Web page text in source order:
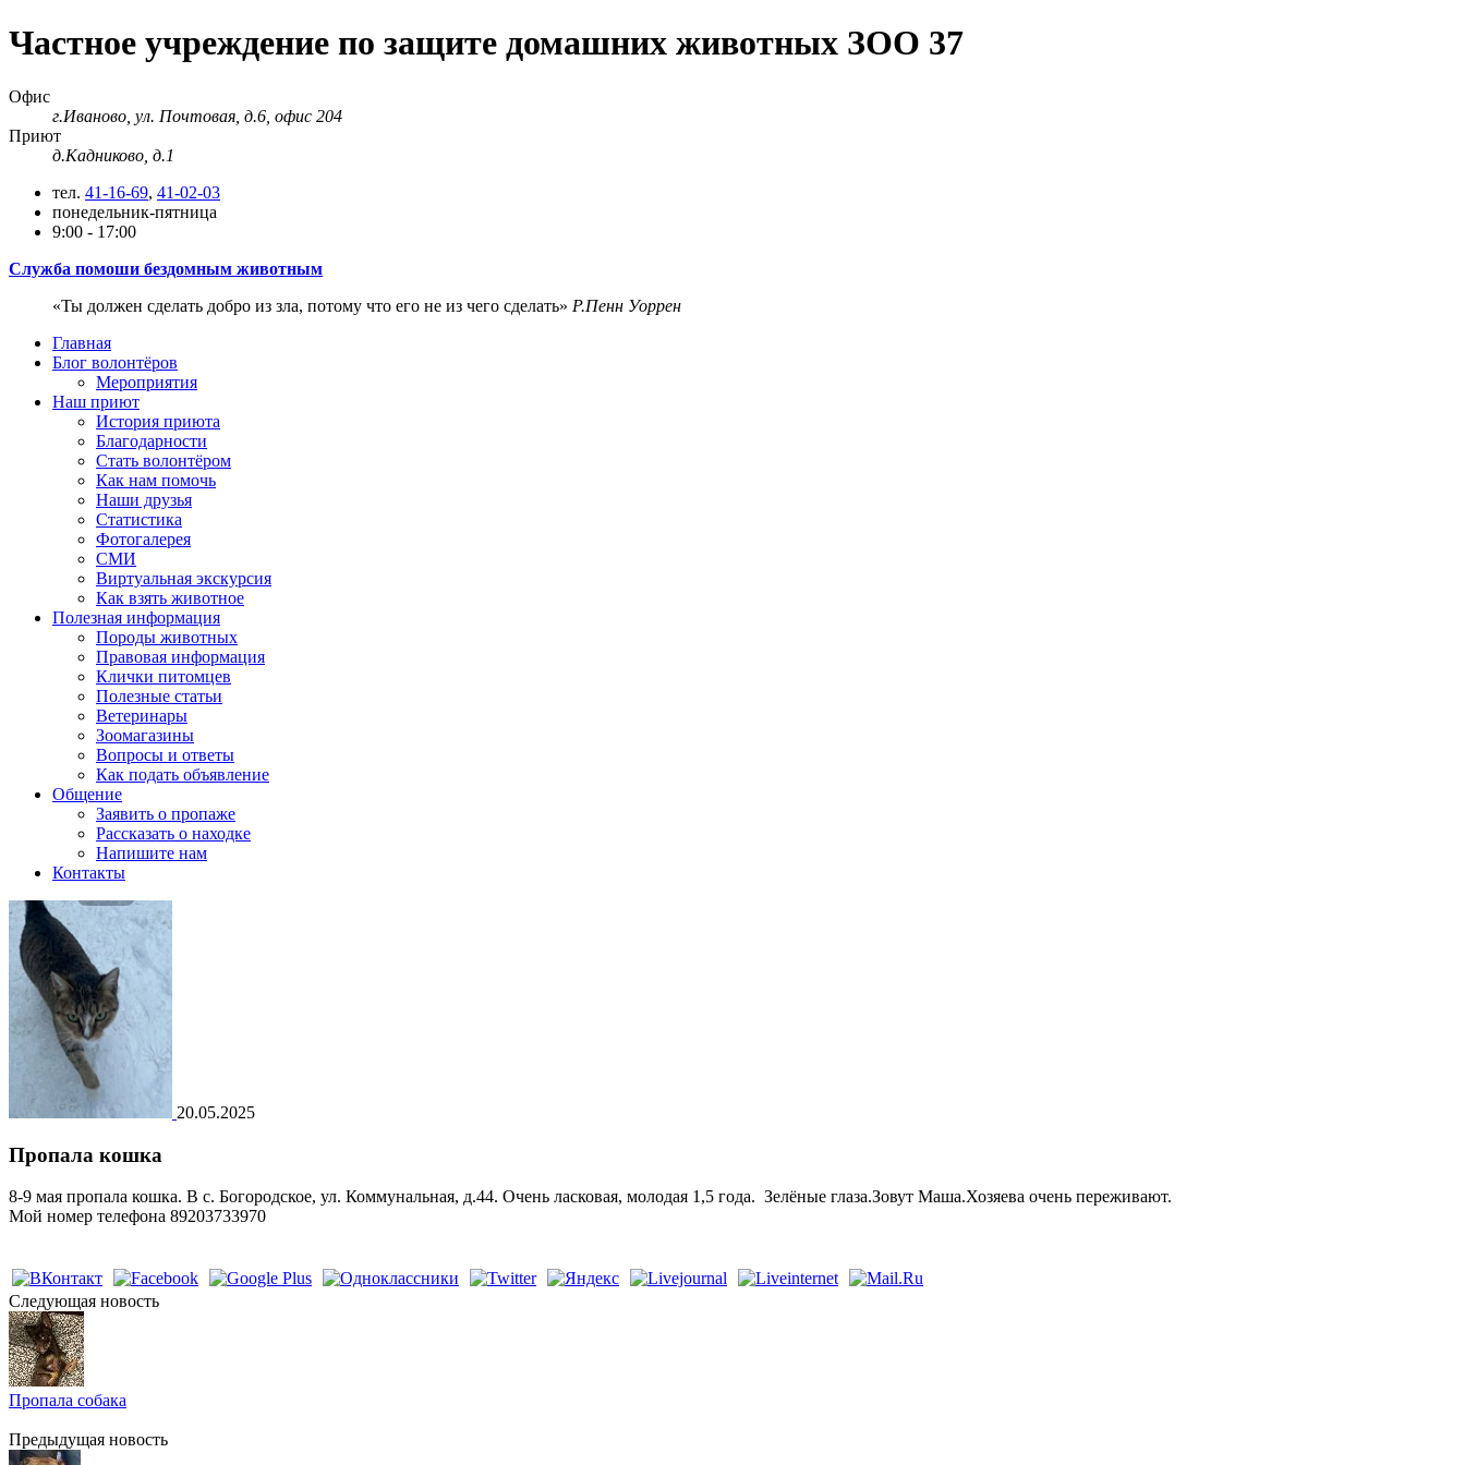
Частное учреждение по защите домашних животных ЗОО 37
Офис
г.Иваново, ул. Почтовая, д.6, офис 204
Приют
д.Кадниково, д.1
тел. 41-16-69, 41-02-03
понедельник-пятница
9:00 - 17:00
Служба помоши бездомным животным
Ты должен сделать добро из зла, потому что его не из чего сделать
Р.Пенн Уоррен
Главная
Блог волонтёров
Мероприятия
Наш приют
История приюта
Благодарности
Cтать волонтёром
Как нам помочь
Наши друзья
Статистика
Фотогалерея
СМИ
Виртуальная экскурсия
Как взять животное
Полезная информация
Породы животных
Правовая информация
Клички питомцев
Полезные статьи
Ветеринары
Зоомагазины
Вопросы и ответы
Как подать объявление
Общение
Заявить о пропаже
Рассказать о находке
Напишите нам
Контакты
20.05.2025
Пропала кошка
8-9 мая пропала кошка. В с. Богородское, ул. Коммунальная, д.44. Очень ласковая, молодая 1,5 года. Зелёные глаза.Зовут Маша.Хозяева очень переживают.
Мой номер телефона 89203733970
Cледующая новость
Пропала собака
Предыдущая новость